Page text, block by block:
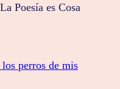
Poesía es Cosa
perros de mis